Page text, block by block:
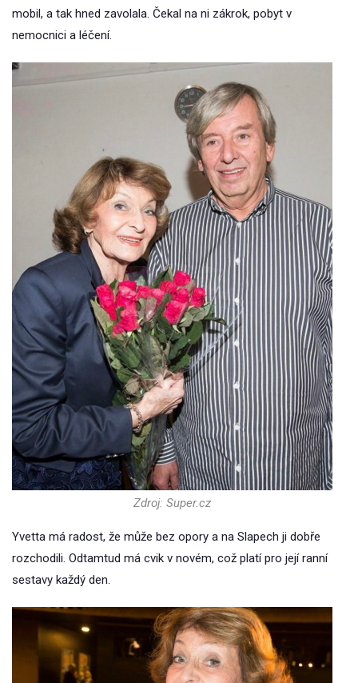
mobil, a tak hned zavolala. Čekal na ni zákrok, pobyt v
nemocnici a léčení.
Zdroj: Super.cz
Yvetta má radost, že může bez opory a na Slapech ji dobře
rozchodili. Odtamtud má cvik v novém, což platí pro její ranní
sestavy každý den.